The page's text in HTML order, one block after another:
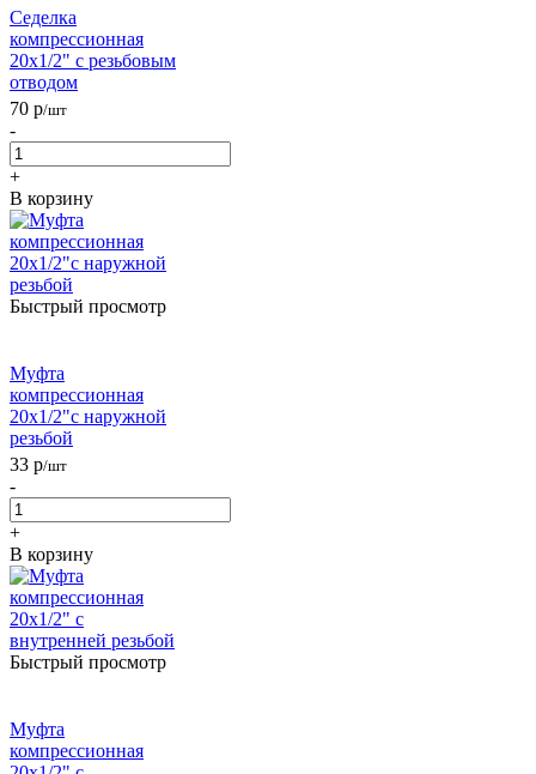
Седелка
компрессионная
20x1/2" с резьбовым
отводом
70 р/шт
-
+
В корзину
Быстрый просмотр
Муфта
компрессионная
20х1/2"с наружной
резьбой
33 р/шт
-
+
В корзину
Быстрый просмотр
Муфта
компрессионная